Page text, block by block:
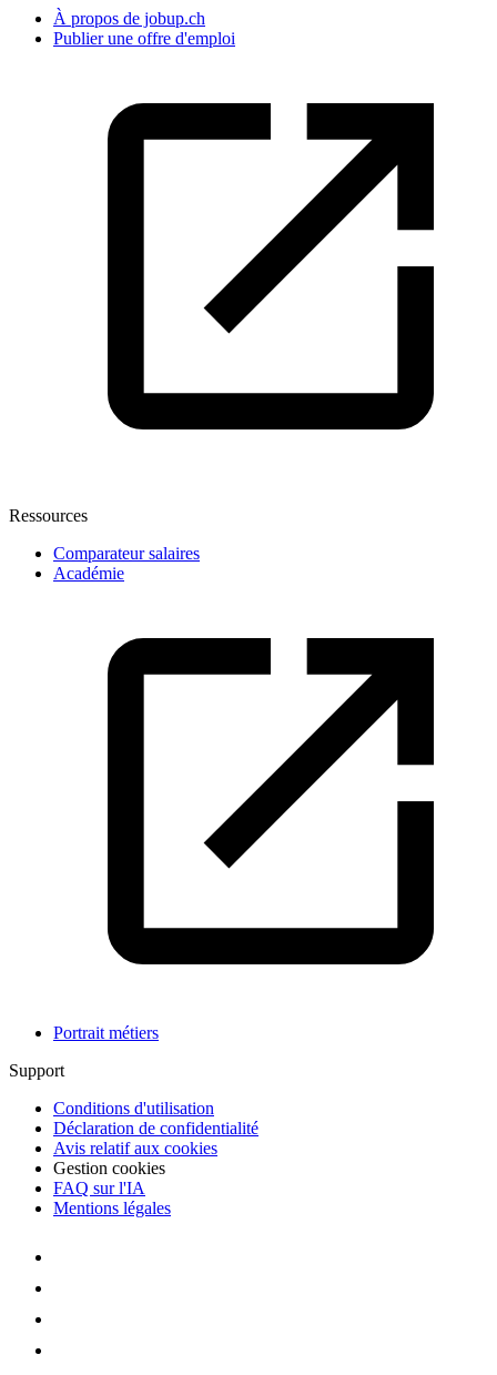
À propos de jobup.ch
Publier une offre d'emploi
Ressources
Comparateur salaires
Académie
Portrait métiers
Support
Conditions d'utilisation
Déclaration de confidentialité
Avis relatif aux cookies
Gestion cookies
FAQ sur l'IA
Mentions légales